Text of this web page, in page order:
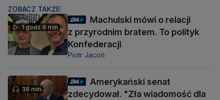
ZOBACZ TAKŻE:
1 godz 6 min
Machulski mówi o relacji
z przyrodnim bratem. To polityk
Konfederacji
Piotr Jacoń
38 min
Amerykański senat
zdecydował. "Zła wiadomość dla